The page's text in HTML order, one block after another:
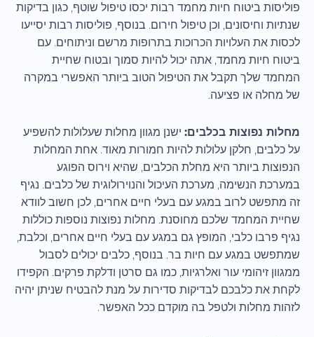
פוליסות ביטוח חיות מחמד רבות יכסו טיפול שוטף, כגון בדיקות
שנתיות וחיסונים, וכן טיפול חירום. בנוסף, פוליסות רבות יסייעו
לכסות את העלויות הכרוכות בתרופות מרשם וניתוחים. עם
ביטוח חיות מחמד, אתה יכול להיות סמוך ובטוח שחיית
המחמד שלך תקבל את הטיפול הטוב ביותר האפשרי במקרה
של מחלה או פציעה.
מחלות נפוצות בכלבים: ישנן מגוון מחלות שעלולות להשפיע
על כלבים, חלקן עלולות להיות חמורות מאוד. אחת המחלות
הנפוצות ביותר היא מחלת הכלבים, שהיא וירוס הפוגע
במערכת הנשימה, מערכת העיכול והנוירולוגית של כלבים. נגיף
זה מתפשט לרוב במגע עם בעלי חיים אחרים, לכן חשוב לוודא
שחיית המחמד שלכם מחוסנת. מחלות נפוצות נוספות כוללות
נגיף פרבו כלבי, המופץ גם במגע עם בעלי חיים אחרים, וכלבת,
שמתפשט במגע עם חיות בר. בנוסף, כלבים יכולים לסבול
ממגוון זיהומי עור ואלרגיות, כמו גם סרטן ודלקת פרקים. הקפידו
לקחת את כלבכם לבדיקות סדירות על מנת להבטיח שניתן יהיה
לזהות מחלות ולטפל בה מוקדם ככל האפשר.